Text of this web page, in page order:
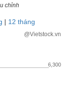
chỉnh
| 12 tháng
@Vietstock.vn
6,300